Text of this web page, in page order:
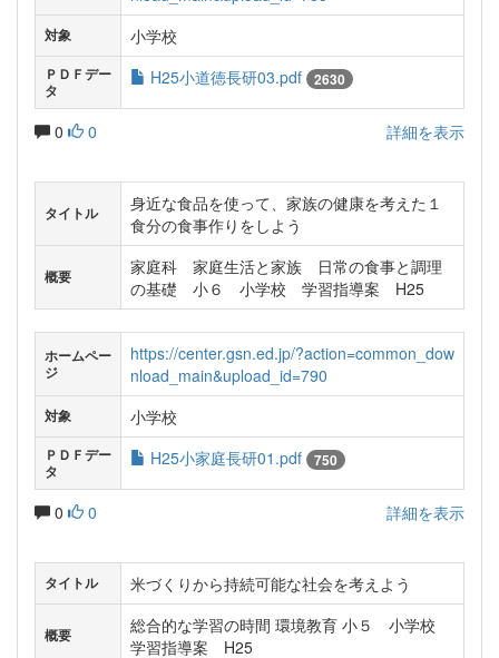
対象 小学校
ＰＤＦデー
タ
H25小道徳長研03.pdf 2630
0 0 詳細を表示
タイトル
身近な食品を使って、家族の健康を考えた１
食分の食事作りをしよう
概要
家庭科 家庭生活と家族 日常の食事と調理
の基礎 小６ 小学校 学習指導案 H25
ホームペー
ジ
https://center.gsn.ed.jp/?action=common_dow
nload_main&upload_id=790
対象 小学校
ＰＤＦデー
タ
H25小家庭長研01.pdf 750
0 0 詳細を表示
タイトル 米づくりから持続可能な社会を考えよう
概要
総合的な学習の時間 環境教育 小５ 小学校
学習指導案 H25